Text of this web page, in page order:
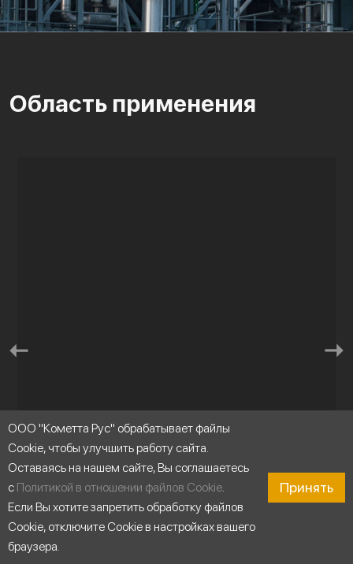
Область применения
Перекачивание чистой воды
ООО "Кометта Рус" обрабатывает файлы
Cookie, чтобы улучшить работу сайта.
Оставаясь на нашем сайте, Вы соглашаетесь
с Политикой в отношении файлов Cookie.
Если Вы хотите запретить обработку файлов
Cookie, отключите Cookie в настройках вашего
браузера.
Принять